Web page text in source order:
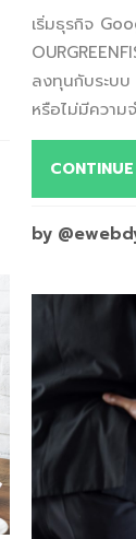
เริ่มธุรกิจ
ลงทุนกับระบบ
หรือไม่มีความ
by